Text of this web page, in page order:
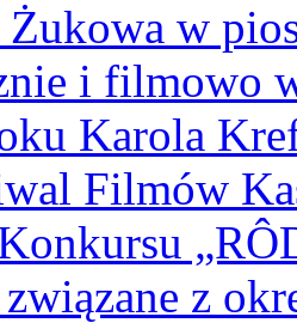
w
i filmowo
Karola
Filmów
z